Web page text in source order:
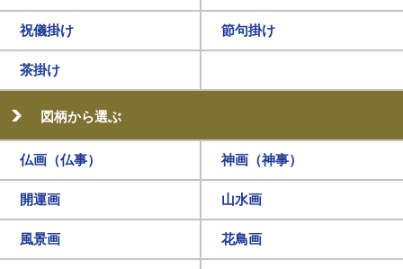
祝儀掛け 節句掛け
茶掛け
図柄から選ぶ
仏画（仏事） 神画（神事）
開運画 山水画
風景画 花鳥画